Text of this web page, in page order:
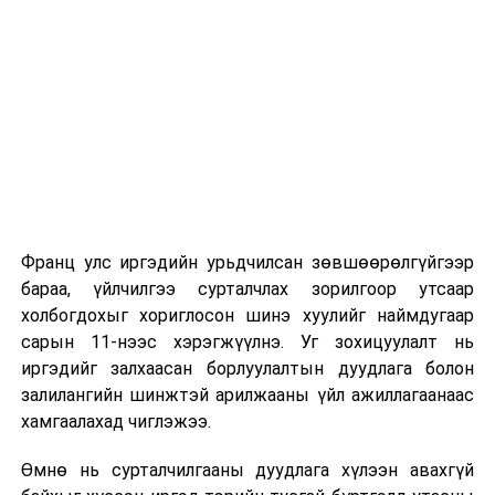
2026 оны 9 дүгээр сарын 13-наас оюутнуудыг
дотуур байранд оруулж эхэлнэ.
Сургууль, цэцэрлэгийн үйл ажиллагааны
зохицуулалт
2026 оны 8 дугаар сарын 17–28-ны өдрүүдэд
байранд элсэлт, бүртгэл болон бусад аливаа
Франц улс иргэдийн урьдчилсан зөвшөөрөлгүйгээр
бараа, үйлчилгээ сурталчлах зорилгоор утсаар
холбогдохыг хориглосон шинэ хуулийг наймдугаар
сарын 11-нээс хэрэгжүүлнэ. Уг зохицуулалт нь
иргэдийг залхаасан борлуулалтын дуудлага болон
залилангийн шинжтэй арилжааны үйл ажиллагаанаас
хамгаалахад чиглэжээ.
Өмнө нь сурталчилгааны дуудлага хүлээн авахгүй